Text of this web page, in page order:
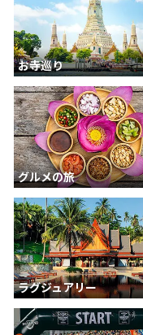
お寺巡り
グルメの旅
ラグジュアリー